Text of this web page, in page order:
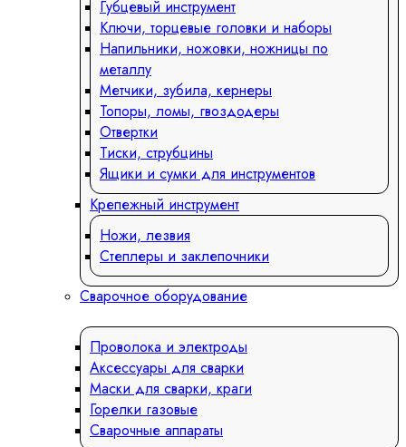
Губцевый инструмент
Ключи, торцевые головки и наборы
Напильники, ножовки, ножницы по
металлу
Метчики, зубила, кернеры
Топоры, ломы, гвоздодеры
Отвертки
Тиски, струбцины
Ящики и сумки для инструментов
Крепежный инструмент
Ножи, лезвия
Степлеры и заклепочники
Сварочное оборудование
Проволока и электроды
Аксессуары для сварки
Маски для сварки, краги
Горелки газовые
Сварочные аппараты